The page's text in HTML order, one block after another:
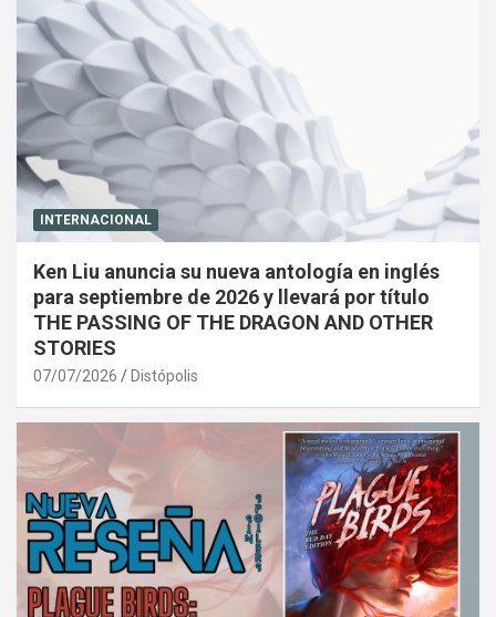
INTERNACIONAL
Ken Liu anuncia su nueva antología en inglés
para septiembre de 2026 y llevará por título
THE PASSING OF THE DRAGON AND OTHER
STORIES
07/07/2026 Distópolis